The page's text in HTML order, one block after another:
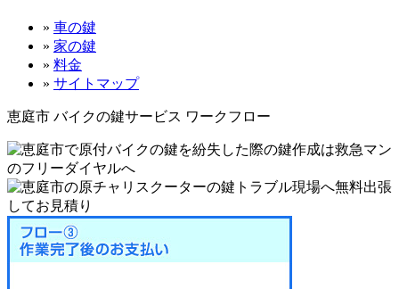
» 車の鍵
» 家の鍵
» 料金
» サイトマップ
恵庭市 バイクの鍵サービス ワークフロー